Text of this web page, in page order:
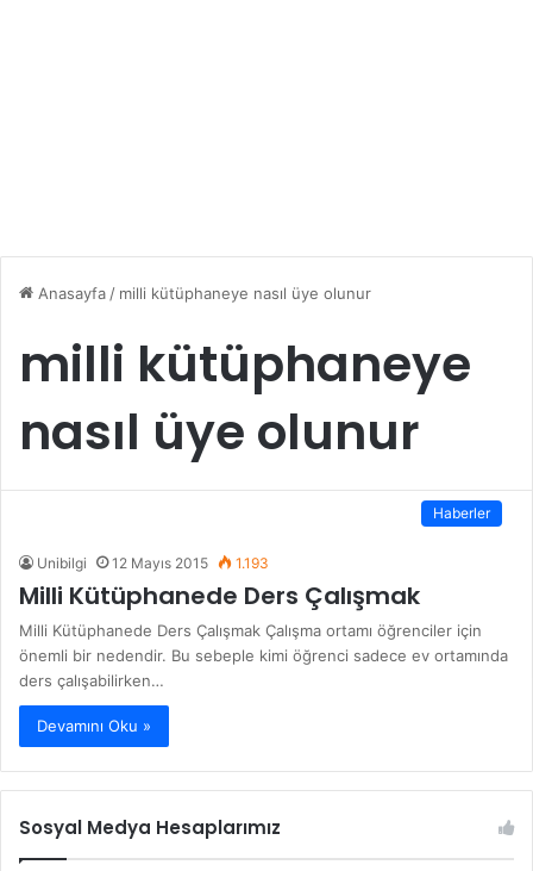
Anasayfa / milli kütüphaneye nasıl üye olunur
milli kütüphaneye
nasıl üye olunur
Haberler
Unibilgi 12 Mayıs 2015 1.193
Milli Kütüphanede Ders Çalışmak
Milli Kütüphanede Ders Çalışmak Çalışma ortamı öğrenciler için
önemli bir nedendir. Bu sebeple kimi öğrenci sadece ev ortamında
ders çalışabilirken…
Devamını Oku »
Sosyal Medya Hesaplarımız